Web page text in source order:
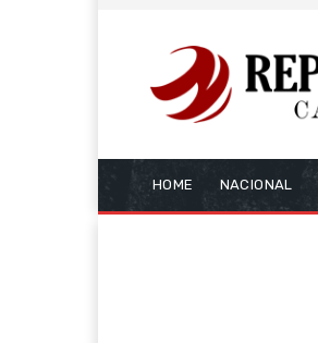
HOME NACIONAL